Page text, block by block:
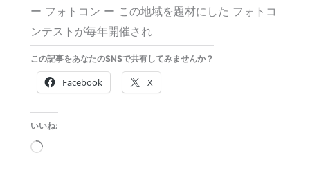
ー フォトコン ー この地域を題材にした フォトコ
ンテストが毎年開催され
この記事をあなたのSNSで共有してみませんか？
Facebook X
いいね:
読